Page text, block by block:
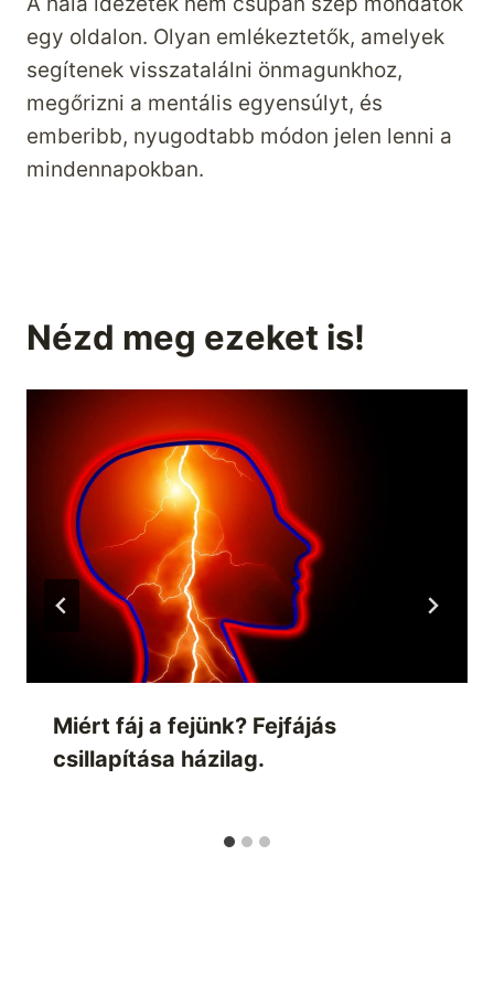
egy oldalon. Olyan emlékeztetők, amelyek
segítenek visszatalálni önmagunkhoz,
megőrizni a mentális egyensúlyt, és
emberibb, nyugodtabb módon jelen lenni a
mindennapokban.
Nézd meg ezeket is!
Miért fáj a fejünk? Fejfájás
csillapítása házilag.